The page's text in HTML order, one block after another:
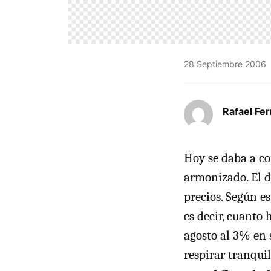
28 Septiembre 2006
Rafael
Hoy se daba a
armonizado. El
precios. Según
es decir, cuanto
agosto al 3%
respirar